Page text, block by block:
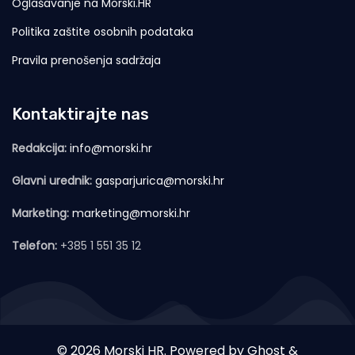
Politika zaštite osobnih podataka
Pravila prenošenja sadržaja
Kontaktirajte nas
Redakcija: info@morski.hr
Glavni urednik: gasparjurica@morski.hr
Marketing: marketing@morski.hr
Telefon: +385 1 551 35 12
© 2026 Morski HR. Powered byGhost &